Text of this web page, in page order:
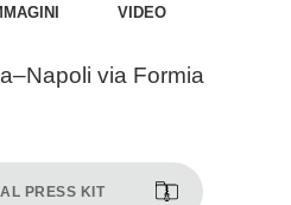
VIDEO
via Formia
PRESS KIT